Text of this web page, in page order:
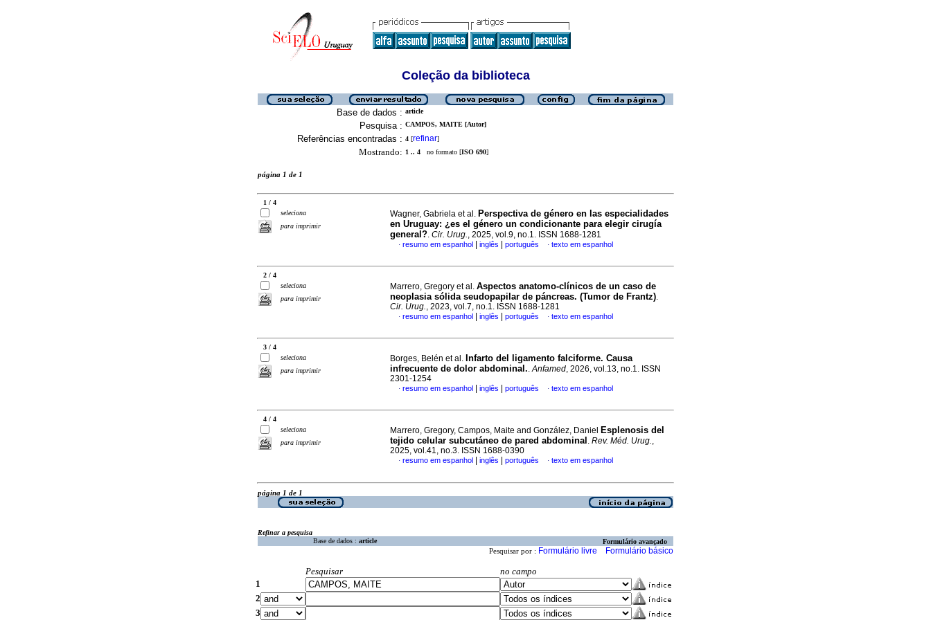
Coleção da biblioteca
Base de dados : article
Pesquisa : CAMPOS, MAITE [Autor]
Referências encontradas : 4 [refinar]
Mostrando: 1 .. 4 no formato [ISO 690]
página 1 de 1
1 / 4
seleciona
para imprimir
Wagner, Gabriela et al. Perspectiva de género en las especialidades
en Uruguay: ¿es el género un condicionante para elegir cirugía
general?. Cir. Urug., 2025, vol.9, no.1. ISSN 1688-1281
· resumo em espanhol inglês português · texto em espanhol
2 / 4
seleciona
para imprimir
Marrero, Gregory et al. Aspectos anatomo-clínicos de un caso de
neoplasia sólida seudopapilar de páncreas. (Tumor de Frantz).
Cir. Urug., 2023, vol.7, no.1. ISSN 1688-1281
· resumo em espanhol inglês português · texto em espanhol
3 / 4
seleciona
para imprimir
Borges, Belén et al. Infarto del ligamento falciforme. Causa
infrecuente de dolor abdominal..Anfamed, 2026, vol.13, no.1. ISSN
2301-1254
· resumo em espanhol inglês português · texto em espanhol
4 / 4
seleciona
para imprimir
Marrero, Gregory, Campos, Maite and González, Daniel
Esplenosis del
tejido celular subcutáneo de pared abdominal . Rev. Méd. Urug.,
2025, vol.41, no.3. ISSN 1688-0390
· resumo em espanhol inglês português · texto em espanhol
página 1 de 1
Refinar a pesquisa
Base de dados : article Formulário avançado
Pesquisar por : Formulário livre Formulário básico
Pesquisar
no campo
1
2
3